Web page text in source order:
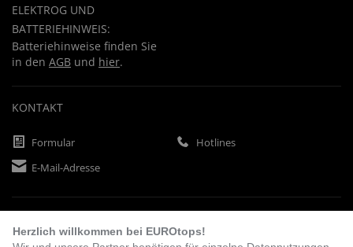
ELEKTROG UND
BATTERIEHINWEIS:
Batteriehinweise finden Sie
in den AGB und hier.
KONTAKT
Formular
Hotlines
E-Mail-Adresse
Herzlich willkommen bei EUROtops!